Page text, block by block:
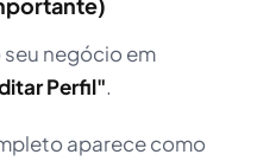
negócio em
Perfil".
aparece como